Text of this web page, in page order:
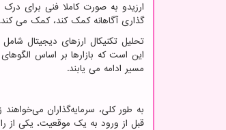
ارزیدو به صورت کاملا فنی برای
گذاری آگاهانه کمک کند، کمک می
تحلیل تکنیکال ارزهای دیجیتال
این است که بازارها بر اساس
مسیر ادامه می یابند.
به طور کلی، سرمایه‌گذاران می‌خواهند
قبل از ورود به یک موقعیت، یکی از